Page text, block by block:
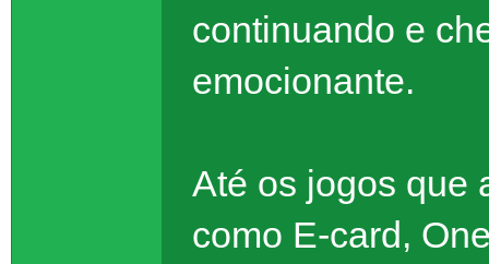
continuando e
emocionante.
Até os jogos que
como E-card,